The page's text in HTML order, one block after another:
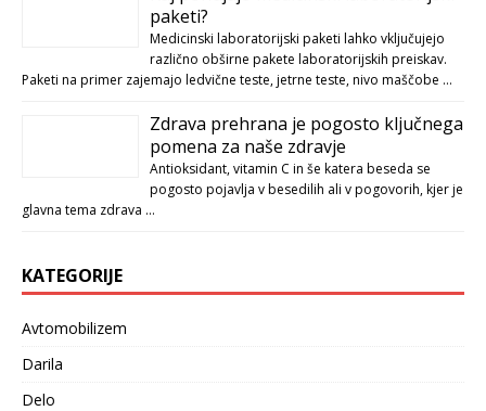
paketi?
Medicinski laboratorijski paketi lahko vključujejo
različno obširne pakete laboratorijskih preiskav.
Paketi na primer zajemajo ledvične teste, jetrne teste, nivo maščobe …
Zdrava prehrana je pogosto ključnega
pomena za naše zdravje
Antioksidant, vitamin C in še katera beseda se
pogosto pojavlja v besedilih ali v pogovorih, kjer je
glavna tema zdrava …
KATEGORIJE
Avtomobilizem
Darila
Delo